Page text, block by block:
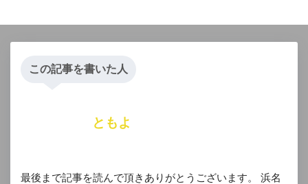
この記事を書いた人
ともよ
最後まで記事を読んで頂きありがとうございます。 浜名